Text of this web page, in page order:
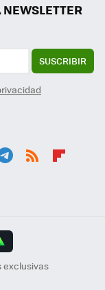
SUSCRIBIR
exclusivas